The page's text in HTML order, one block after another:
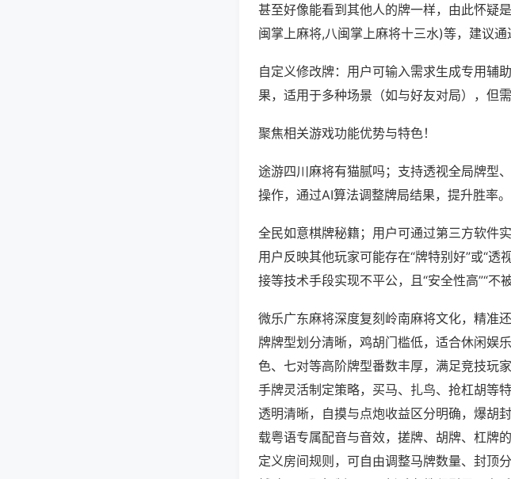
甚至好像能看到其他人的牌一样，由此怀疑
闽掌上麻将,八闽掌上麻将十三水)等，建议通
自定义修改牌：用户可输入需求生成专用辅
果，适用于多种场景（如与好友对局），但
聚焦相关游戏功能优势与特色！
途游四川麻将有猫腻吗；支持透视全局牌型
操作，通过AI算法调整牌局结果，提升胜率。
全民如意棋牌秘籍；用户可通过第三方软件
用户反映其他玩家可能存在“牌特别好”或“
接等技术手段实现不平公，且“安全性高”“不被
微乐广东麻将深度复刻岭南麻将文化，精准
牌牌型划分清晰，鸡胡门槛低，适合休闲娱
色、七对等高阶牌型番数丰厚，满足竞技玩
手牌灵活制定策略，买马、扎鸟、抢杠胡等
透明清晰，自摸与点炮收益区分明确，爆胡
载粤语专属配音与音效，搓牌、胡牌、杠牌
定义房间规则，可自由调整马牌数量、封顶